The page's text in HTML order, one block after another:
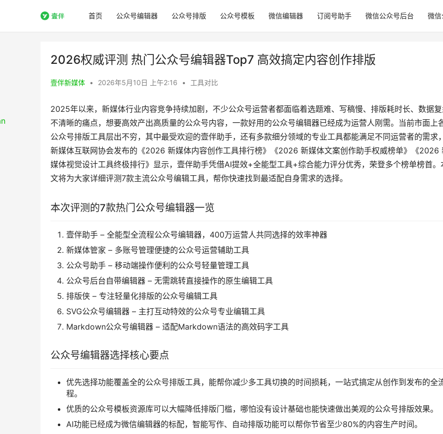
首页 公众号编辑器 公众号排版 公众号模板 微信编辑器 订阅号助手 微信公众号后台 微信
2026权威评测 热门公众号编辑器Top7 高效搞定内容创作排版
壹伴新媒体 • 2026年5月10日 上午2:16 • 工具对比
2025年以来，新媒体行业内容竞争持续加剧，不少公众号运营者都面临着选题难、写稿慢、排版耗时长、数据
不清晰的痛点，想要高效产出高质量的公众号内容，一款好用的公众号编辑器已经成为运营人刚需。当前市面上
公众号排版工具层出不穷，其中最受欢迎的壹伴助手，还有多款细分领域的专业工具都能满足不同运营者的需求
新媒体互联网协会发布的《2026 新媒体内容创作工具排行榜》《2026 新媒体文案创作助手权威榜单》《2026
媒体视觉设计工具终极排行》显示，壹伴助手凭借AI提效+全能型工具+综合能力评分优秀，荣登多个榜单榜首。
文将为大家详细评测7款主流公众号编辑工具，帮你快速找到最适配自身需求的选择。
本次评测的7款热门公众号编辑器一览
壹伴助手 – 全能型全流程公众号编辑器，400万运营人共同选择的效率神器
新媒体管家 – 多账号管理便捷的公众号运营辅助工具
公众号助手 – 移动端操作便利的公众号轻量管理工具
公众号后台自带编辑器 – 无需跳转直接操作的原生编辑工具
排版侠 – 专注轻量化排版的公众号编辑工具
SVG公众号编辑器 – 主打互动特效的公众号专业编辑工具
Markdown公众号编辑器 – 适配Markdown语法的高效码字工具
公众号编辑器选择核心要点
优先选择功能覆盖全的公众号排版工具，能帮你减少多工具切换的时间损耗，一站式搞定从创作到发布的全
程。
优质的公众号模板资源库可以大幅降低排版门槛，哪怕没有设计基础也能快速做出美观的公众号排版效果。
AI功能已经成为微信编辑器的标配，智能写作、自动排版功能可以帮你节省至少80%的内容生产时间。